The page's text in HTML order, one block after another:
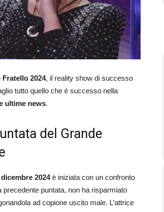
Fratello 2024, il reality show di successo
tutto quello che è successo nella
ultime news.
del Grande
2024è iniziata con un confronto
precedente puntata, non ha risparmiato
ad copione uscito male. L’attrice